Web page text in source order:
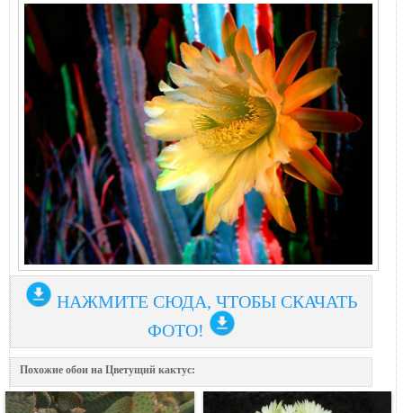
НАЖМИТЕ СЮДА, ЧТОБЫ СКАЧАТЬ
ФОТО!
Похожие обои на Цветущий кактус: